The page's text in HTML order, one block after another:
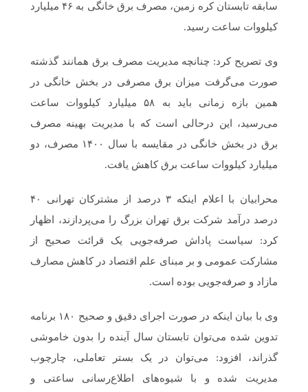
سابقه تابستان کره زمین، مصرف برق خانگی به ۴۶ میلیارد
کیلووات ساعت رسید.
وی تصریح کرد: چنانچه مدیریت مصرف برق همانند گذشته
صورت می‌گرفت میزان برق مصرفی در بخش خانگی در
همین بازه زمانی باید به ۵۸ میلیارد کیلووات ساعت
می‌رسید، این درحالی است که با مدیریت بهینه مصرف
برق در بخش خانگی در مقایسه با سال ۱۴۰۰ مصرف، دو
میلیارد کیلووات ساعت برق کاهش یافت.
محرابیان با اعلام اینکه ۳ درصد از مشترکان تهرانی ۴۰
درصد درآمد شرکت برق تهران بزرگ را می‌پردازند، اظهار
کرد: سیاست پاداش صرفه‌جویی یک قرائت صحیح از
مشارکت عمومی و بر مبنای علم اقتصاد در کاهش مصارف
مازاد و صرفه‌جویی بوده است.
وی با بیان اینکه در صورت اجرای دقیق و صحیح ۱۸۰ برنامه
تدوین شده می‌توان تابستان سال آینده را بدون خاموشی
گذراند، افزود: می‌توان در یک بستر تعاملی، چارچوب
مدیریت شده و با شیوه‌های اطلاع‌رسانی ساعتی و